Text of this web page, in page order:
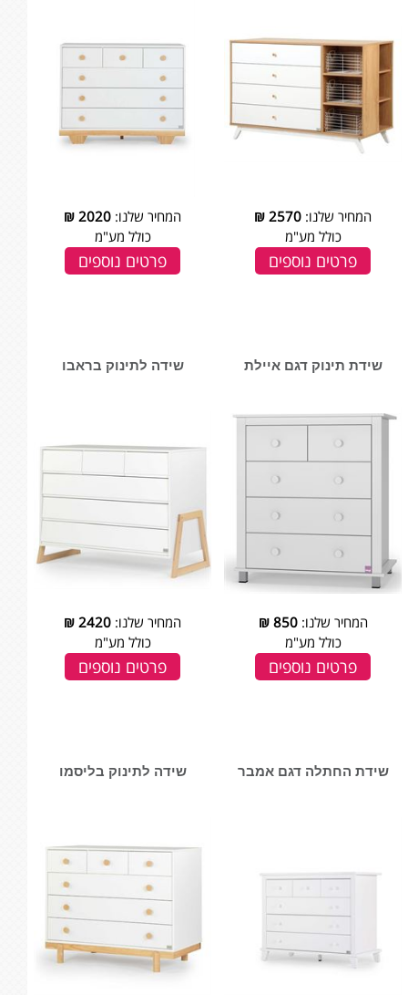
המחיר שלנו: 2570
₪
כולל מע"מ
פרטים נוספים
המחיר שלנו: 2020
₪
כולל מע"מ
פרטים נוספים
שידת תינוק דגם איילת
המחיר שלנו:850
₪
כולל מע"מ
פרטים נוספים
שידה לתינוק בראבו
המחיר שלנו: 2420
₪
כולל מע"מ
פרטים נוספים
שידת החתלה דגם אמבר שידה לתינוק בליסמו